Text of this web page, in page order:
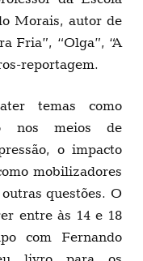
Morais, autor de
Fria”, “Olga”, “A
reportagem.
temas como
nos meios de
o impacto
mobilizadores
questões. O
entre às 14 e 18
com Fernando